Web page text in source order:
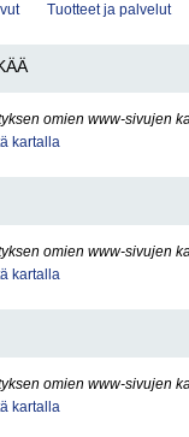
Tuotteet ja palvelut
omien www-sivujen
kartalla
omien www-sivujen
kartalla
omien www-sivujen
kartalla